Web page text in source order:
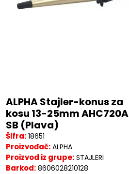
ALPHA Stajler-konus za
kosu 13-25mm AHC720A
SB (Plava)
Šifra: 18651
Proizvođač: ALPHA
Proizvod iz grupe: STAJLERI
Barkod: 8606028210128